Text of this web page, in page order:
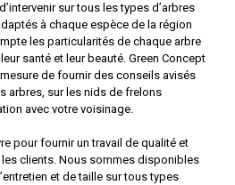
sur tous les types d’arbres
à chaque espèce de la région
les particularités de chaque arbre
santé et leur beauté. Green Concept
de fournir des conseils avisés
arbres, sur les nids de frelons
avec votre voisinage.
pour fournir un travail de qualité et
clients. Nous sommes disponibles
et de taille sur tous types